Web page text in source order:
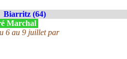
Biarritz (64)
Marchal
6 au 9 juillet par